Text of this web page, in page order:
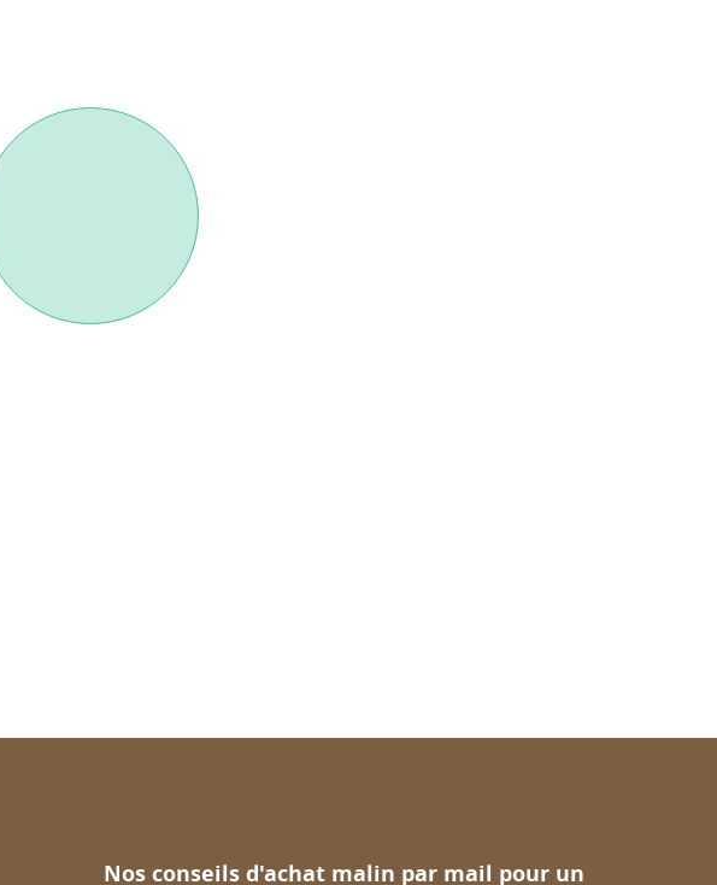
Nos conseils d'achat malin par mail pour un